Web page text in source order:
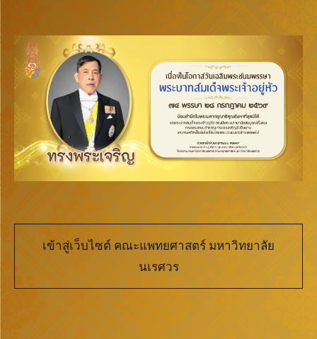
เข้าสู่เว็บไซต์ คณะแพทยศาสตร์ มหาวิทยาลัย
นเรศวร